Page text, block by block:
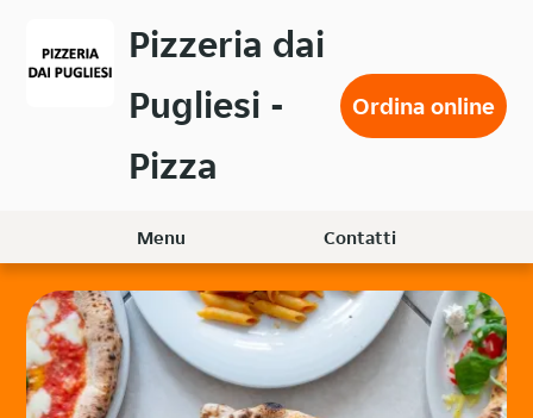
contenuto
Pizzeria dai
Pugliesi -
Pizza
Ordina online
Menu Contatti